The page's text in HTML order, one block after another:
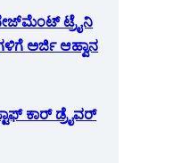
ಟ್ರೈನಿ
ಅರ್ಜಿ ಆಹ್ವಾನ
ಕಾರ್ ಡ್ರೈವರ್